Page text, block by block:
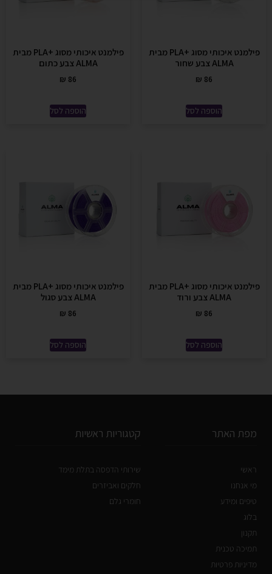
פילמנט איכותי מסוג +PLA מבית
ALMA צבע שחור
₪ 86
הוספה לסל
פילמנט איכותי מסוג +PLA מבית
ALMA צבע כתום
₪ 86
הוספה לסל
פילמנט איכותי מסוג +PLA מבית
ALMA צבע ורוד
₪ 86
הוספה לסל
פילמנט איכותי מסוג +PLA מבית
ALMA צבע סגול
₪ 86
הוספה לסל
מפת האתר
ראשי
מי אנחנו
טיפים ומידע
בלוג
תקנון
תמיכה טכנית
מדיניות פרטיות
קטגוריות ראשיות
שירותי הדפסה בתלת מימד
חלקים ואביזרים
חומרי גלם